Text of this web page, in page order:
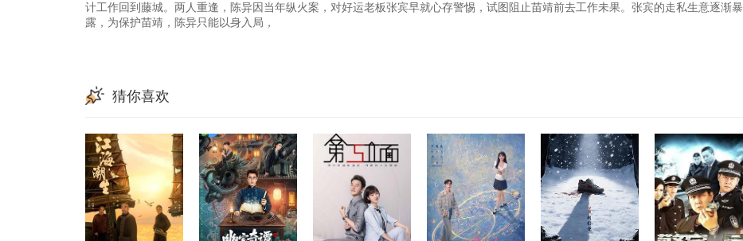
计工作回到藤城。两人重逢，陈异因当年纵火案，对好运老板张宾早就心存警惕，试图阻止苗靖前去工作未果。张宾的走私生意逐渐暴
露，为保护苗靖，陈异只能以身入局，
猜你喜欢